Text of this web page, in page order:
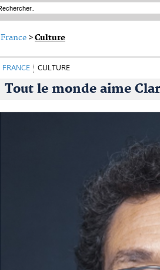
France >Culture
FRANCE CULTURE
Tout le monde aime